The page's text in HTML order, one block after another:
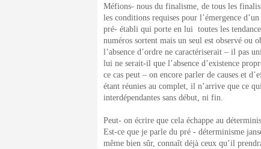
Méfions- nous du finalisme, de tous les
les conditions requises pour l’émergence
pré- établi qui porte en lui toutes les
numéros sortent mais un seul est observé
l’absence d’ordre ne caractériserait – il pas
lui ne serait-il que l’absence d’existence
ce cas peut – on encore parler de causes et
étant réunies au complet, il n’arrive que ce
interdépendantes sans début, ni fin.
Peut- on écrire que cela échappe au
Est-ce que je parle du pré - déterminisme
même bien sûr, connaît déjà ceux qu’il